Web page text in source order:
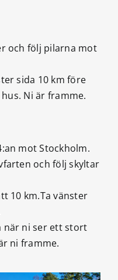
och följ pilarna mot
sida 10 km före
Ni är framme.
mot Stockholm.
och följ skyltar
10 km.Ta vänster
när ni ser ett stort
ni framme.